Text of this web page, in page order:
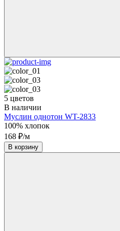
5 цветов
В наличии
Муслин однотон WT-2833
100% хлопок
168 ₽/м
В корзину